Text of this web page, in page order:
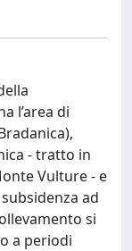
l’area di
- tratto in
Vulture - e
ad
si
a periodi